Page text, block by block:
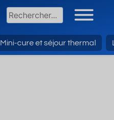
Mini-cure et séjour thermal